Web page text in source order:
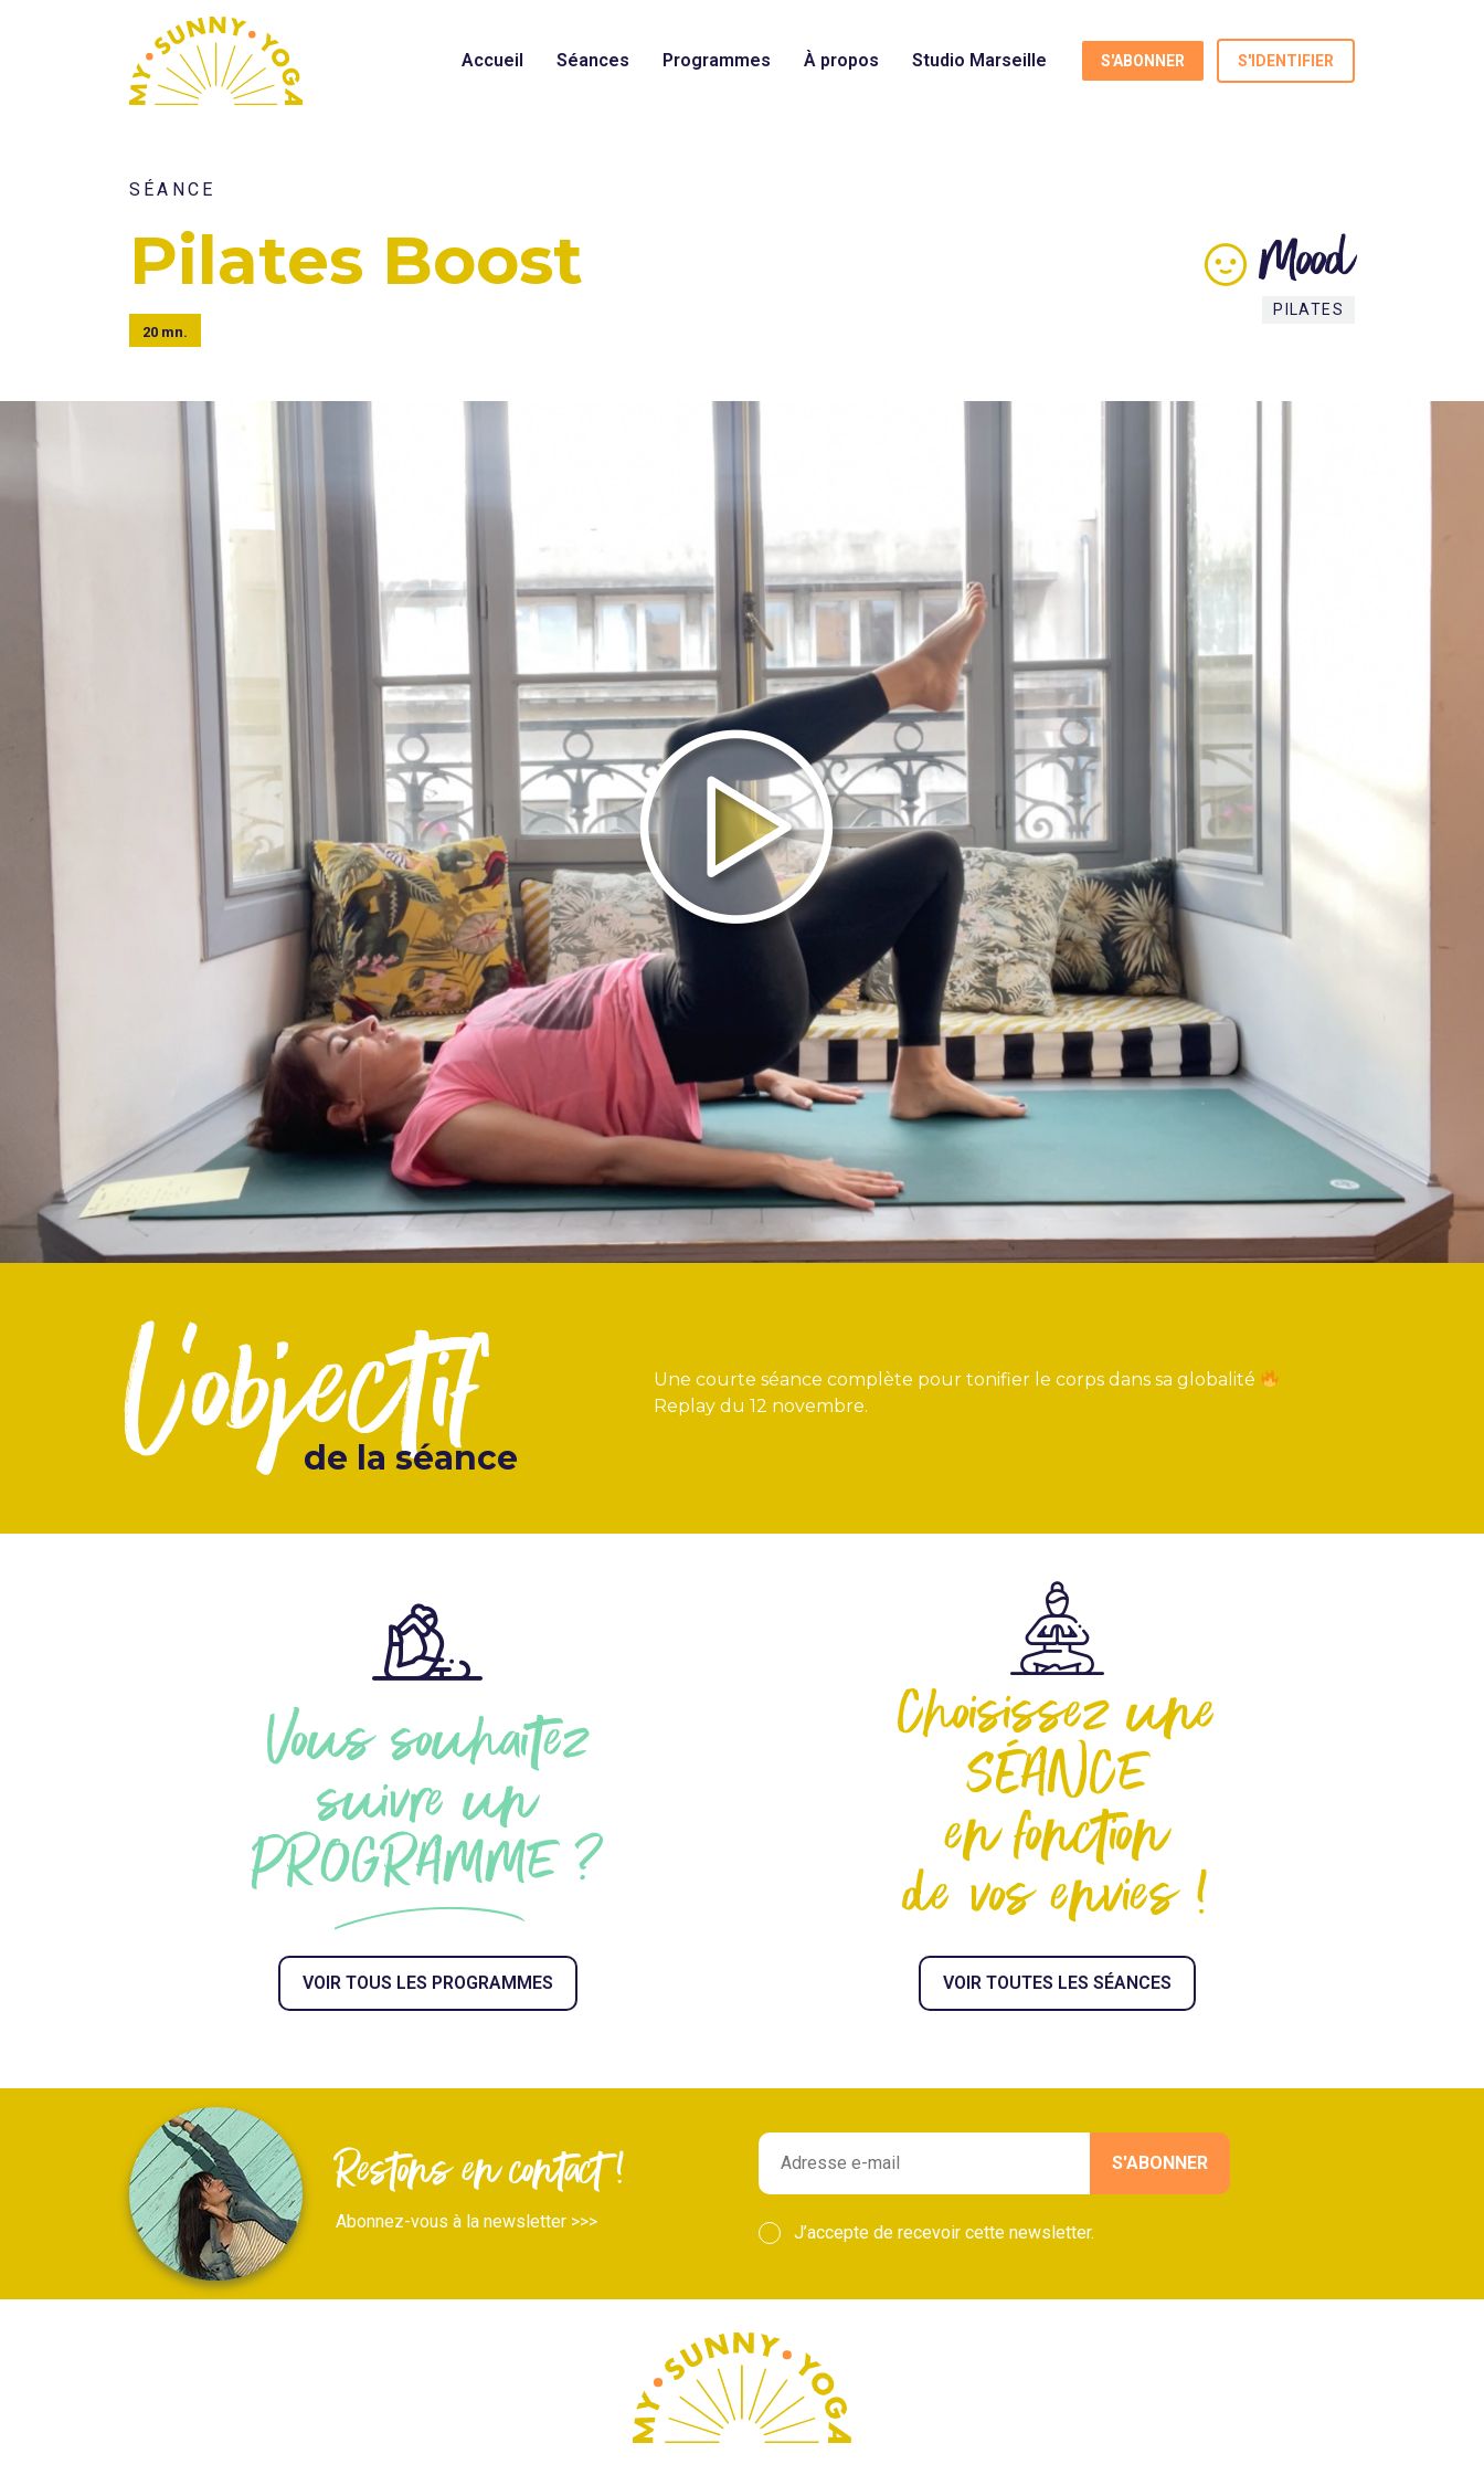
Accueil Séances Programmes À propos Studio Marseille S'ABONNER S'IDENTIFIER
SÉANCE
Pilates Boost
20 mn.
Mood
PILATES
l'objectif
de la séance
Une courte séance complète pour tonifier le corps dans sa globalité
Replay du 12 novembre.
Vous souhaitez
suivre un
PROGRAMME ?
VOIR TOUS LES PROGRAMMES
Choisissez une
SÉANCE
en fonction
de vos envies !
VOIR TOUTES LES SÉANCES
Restons en contact !
Abonnez-vous à la newsletter >>>
J’accepte de recevoir cette newsletter.